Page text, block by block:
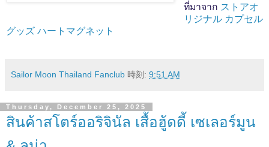
ที่มาจาก ストアオ
リジナル カプセル
グッズ ハートマグネット
Sailor Moon Thailand Fanclub 時刻: 9:51 AM
Thursday, December 25, 2025
สินค้าสโตร์ออริจินัล เสื้อฮู้ดดี้ เซเลอร์มูน